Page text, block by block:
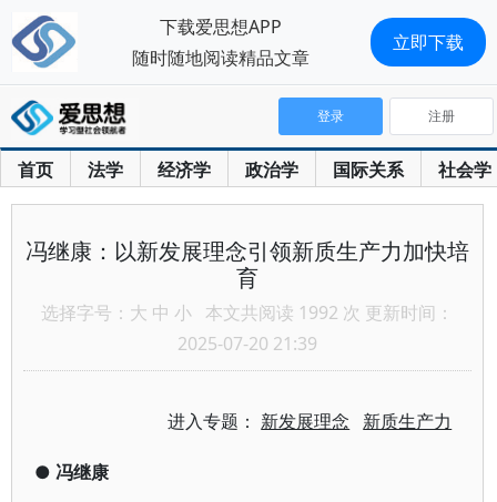
首页 法学 经济学 政治学 国际关系 社会学
登录 注册
冯继康：以新发展理念引领新质生产力加快培
育
选择字号： 大 中 小 本文共阅读 1992 次 更新时间：
2025-07-20 21:39
进入专题： 新发展理念 新质生产力
● 冯继康
下载爱思想APP
随时随地阅读精品文章
立即下载